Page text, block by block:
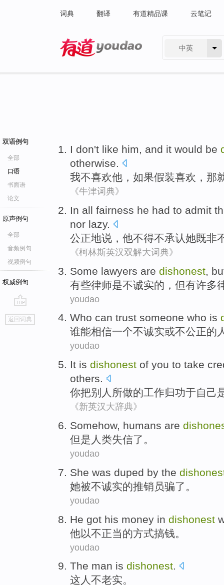
词典 翻译 有道精品课 云笔记
中英
双语例句
全部
口语
书面语
论文
原声例句
全部
音频例句
视频例句
权威例句
go
top
返回词典
I don't like him, and it would be
otherwise.
我不喜欢他 ， 如果假装喜欢， 那
《牛津词典》
In all fairness he had to admit
nor lazy.
公正地说， 他不得不承认她既非
《柯林斯英汉双解大词典》
Some lawyers are dishonest
有些律师是不诚实的， 但有许多
youdao
Who can trust someone who is
谁能相信一个不诚实或不公正的
youdao
It is dishonest of you to take
others.
你把别人 所做的工作归功于自己
《新英汉大辞典》
Somehow, humans are
但是 人类失信了 。
youdao
She was duped by the
她被不诚实的推销员骗了。
youdao
He got his money in dishonest
他以不正当的方式搞钱 。
youdao
The man is dishonest.
这 人 不老实。